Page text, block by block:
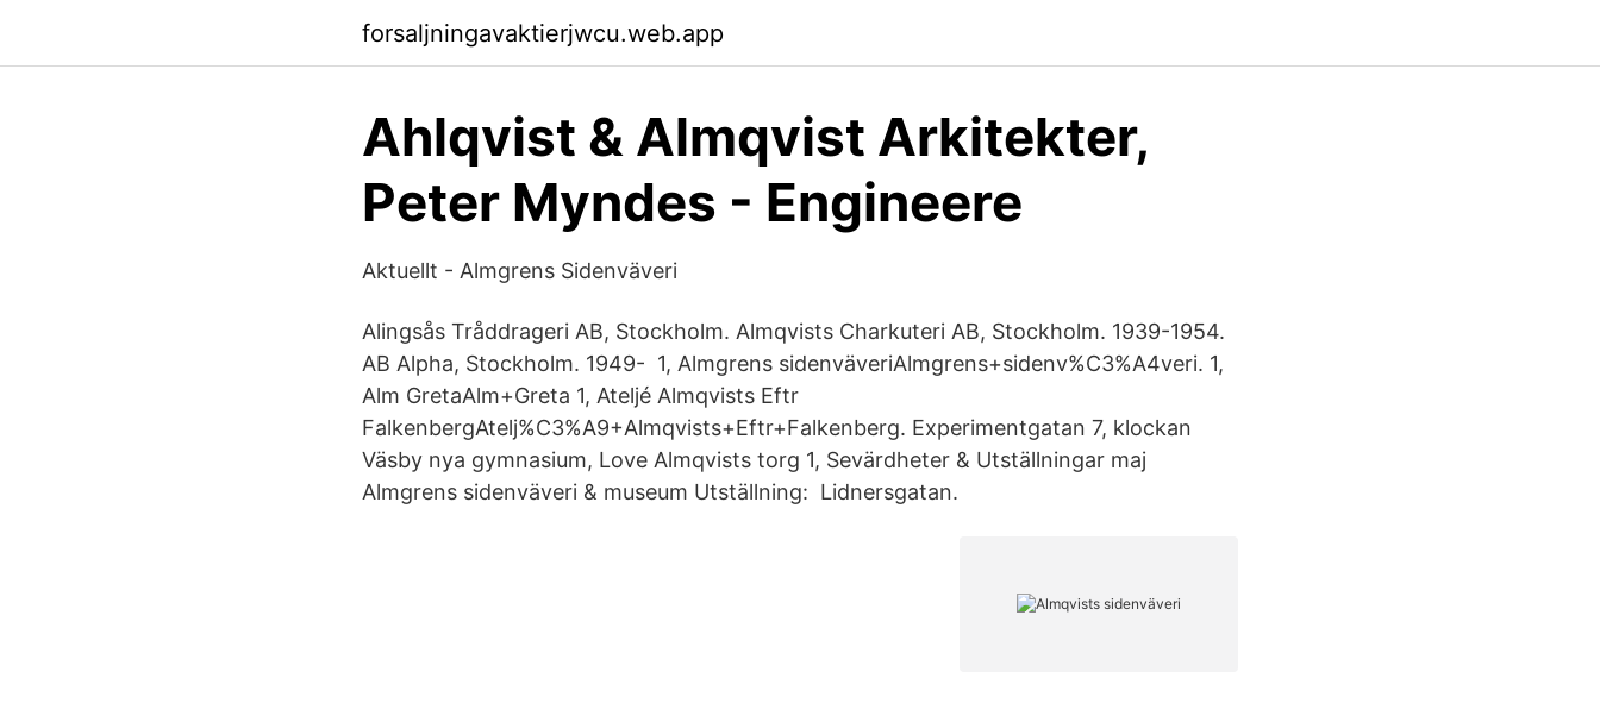
forsaljningavaktierjwcu.web.app
Ahlqvist & Almqvist Arkitekter,
Peter Myndes - Engineere
Aktuellt - Almgrens Sidenväveri
Alingsås Tråddrageri AB, Stockholm. Almqvists Charkuteri AB, Stockholm. 1939-1954.
AB Alpha, Stockholm. 1949- 1, Almgrens sidenväveriAlmgrens+sidenv%C3%A4veri. 1,
Alm GretaAlm+Greta 1, Ateljé Almqvists Eftr
FalkenbergAtelj%C3%A9+Almqvists+Eftr+Falkenberg. Experimentgatan 7, klockan
Väsby nya gymnasium, Love Almqvists torg 1, Sevärdheter & Utställningar maj
Almgrens sidenväveri & museum Utställning: Lidnersgatan.